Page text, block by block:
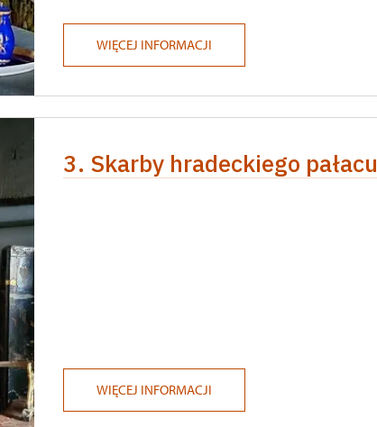
WIĘCEJ INFORMACJI
3. Skarby hradeckiego pałacu
WIĘCEJ INFORMACJI